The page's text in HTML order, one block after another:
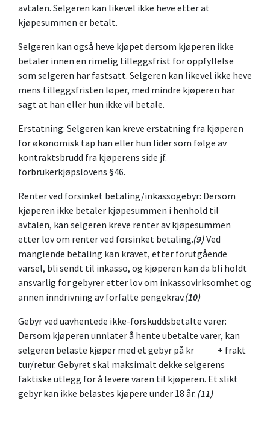
avtalen. Selgeren kan likevel ikke heve etter at
kjøpesummen er betalt.
Selgeren kan også heve kjøpet dersom kjøperen ikke
betaler innen en rimelig tilleggsfrist for oppfyllelse
som selgeren har fastsatt. Selgeren kan likevel ikke heve
mens tilleggsfristen løper, med mindre kjøperen har
sagt at han eller hun ikke vil betale.
Erstatning: Selgeren kan kreve erstatning fra kjøperen
for økonomisk tap han eller hun lider som følge av
kontraktsbrudd fra kjøperens side jf.
forbrukerkjøpslovens §46.
Renter ved forsinket betaling/inkassogebyr: Dersom
kjøperen ikke betaler kjøpesummen i henhold til
avtalen, kan selgeren kreve renter av kjøpesummen
etter lov om renter ved forsinket betaling.(9)Ved
manglende betaling kan kravet, etter forutgående
varsel, bli sendt til inkasso, og kjøperen kan da bli holdt
ansvarlig for gebyrer etter lov om inkassovirksomhet og
annen inndrivning av forfalte pengekrav.(10)
Gebyr ved uavhentede ikke-forskuddsbetalte varer:
Dersom kjøperen unnlater å hente ubetalte varer, kan
selgeren belaste kjøper med et gebyr på kr + frakt
tur/retur. Gebyret skal maksimalt dekke selgerens
faktiske utlegg for å levere varen til kjøperen. Et slikt
gebyr kan ikke belastes kjøpere under 18 år. (11)